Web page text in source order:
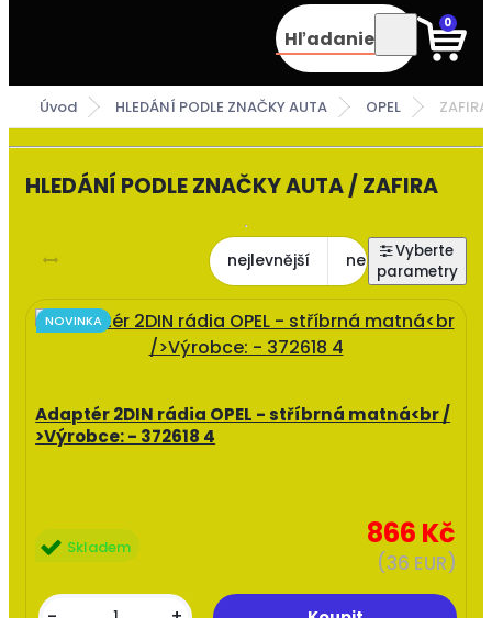
Hľadanie
0
Úvod HLEDÁNÍ PODLE ZNAČKY AUTA OPEL ZAFIRA
HLEDÁNÍ PODLE ZNAČKY AUTA / ZAFIRA
nejlevnější nejdražší
Adaptér 2DIN rádia OPEL - stříbrná matná<br /
>Výrobce: - 372618 4
866 Kč
(36 EUR)
Skladem
NOVINKA